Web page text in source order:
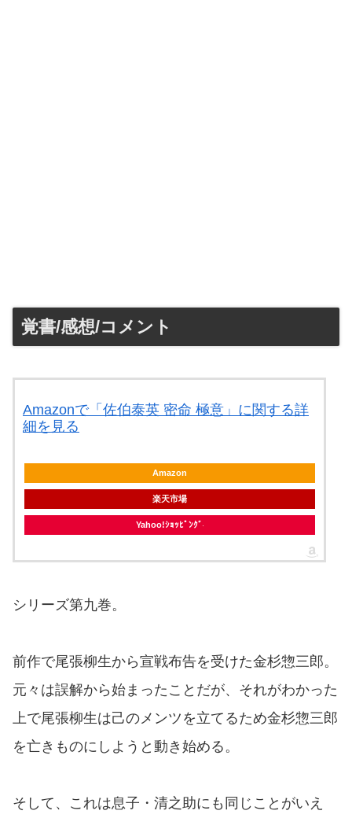
覚書/感想/コメント
Amazonで「佐伯泰英 密命 極意」に関する詳
細を見る
Amazon
楽天市場
Yahoo!ｼｮｯﾋﾟﾝｸﾞ
シリーズ第九巻。
前作で尾張柳生から宣戦布告を受けた金杉惣三郎。
元々は誤解から始まったことだが、それがわかった
上で尾張柳生は己のメンツを立てるため金杉惣三郎
を亡きものにしようと動き始める。
そして、これは息子・清之助にも同じことがいえ